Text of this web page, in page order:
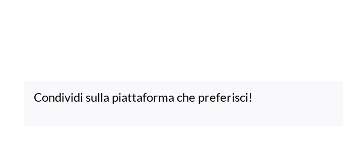
Condividi sulla piattaforma che preferisci!